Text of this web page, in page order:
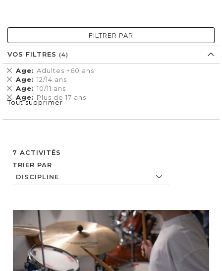
7 ACTIVITÉS
TRIER PAR
FILTRER PAR
VOS FILTRES
Age Adultes +60 ans
Supprimer
cet
Élément
Age 12/14 ans
Supprimer
cet
Élément
Age 10/11 ans
Supprimer
cet
Élément
Age Plus de 17 ans
Supprimer
cet
Tout supprimer